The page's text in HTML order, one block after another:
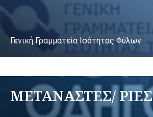
Γενική Γραμματεία Ισότητας Φύλων
ΜΕΤΑΝΑΣΤΕΣ/ ΡΙΕΣ